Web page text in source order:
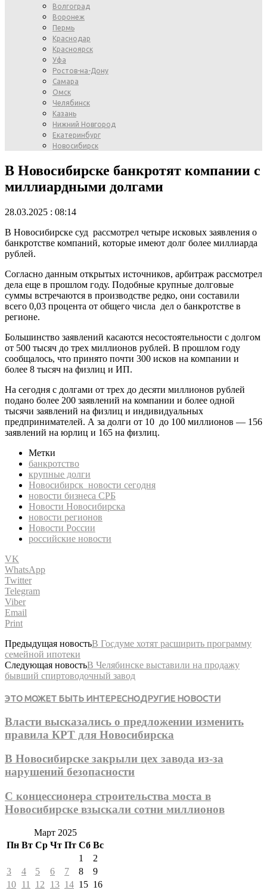
Волгоград
Воронеж
Пермь
Краснодар
Красноярск
Уфа
Ростов-на-Дону
Самара
Омск
Челябинск
Казань
Нижний Новгород
Екатеринбург
Новосибирск
В Новосибирске банкротят компании с
миллиардными долгами
28.03.2025 : 08:14
В Новосибирске суд рассмотрел четыре исковых заявления о
банкротстве компаний, которые имеют долг более миллиарда
рублей.
Согласно данным открытых источников, арбитраж рассмотрел
дела еще в прошлом году. Подобные крупные долговые
суммы встречаются в производстве редко, они составили
всего 0,03 процента от общего числа дел о банкротстве в
регионе.
Большинство заявлений касаются несостоятельности с долгом
от 500 тысяч до трех миллионов рублей. В прошлом году
сообщалось, что принято почти 300 исков на компании и
более 8 тысяч на физлиц и ИП.
На сегодня с долгами от трех до десяти миллионов рублей
подано более 200 заявлений на компании и более одной
тысячи заявлений на физлиц и индивидуальных
предпринимателей. А за долги от 10 до 100 миллионов — 156
заявлений на юрлиц и 165 на физлиц.
Метки
банкротство
крупные долги
Новосибирск новости сегодня
новости бизнеса СРБ
Новости Новосибирска
новости регионов
Новости России
российские новости
VK
WhatsApp
Twitter
Telegram
Viber
Email
Print
Предыдущая новостьВ Госдуме хотят расширить программу
семейной ипотеки
Следующая новостьВ Челябинске выставили на продажу
бывший спиртоводочный завод
ЭТО МОЖЕТ БЫТЬ ИНТЕРЕСНОДРУГИЕ НОВОСТИ
Власти высказались о предложении изменить
правила КРТ для Новосибирска
В Новосибирске закрыли цех завода из-за
нарушений безопасности
С концессионера строительства моста в
Новосибирске взыскали сотни миллионов
Март 2025
Пн Вт Ср Чт Пт Сб Вс
1
2
3
4 5 6 7 8
9
10 11 12 13 14 15 16